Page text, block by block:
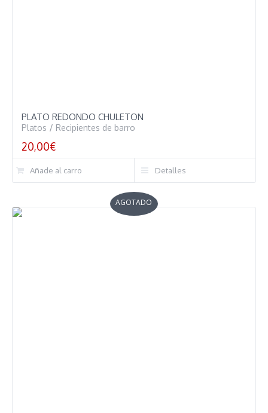
PLATO REDONDO CHULETON
Platos / Recipientes de barro
20,00€
Añade al carro Detalles
AGOTADO